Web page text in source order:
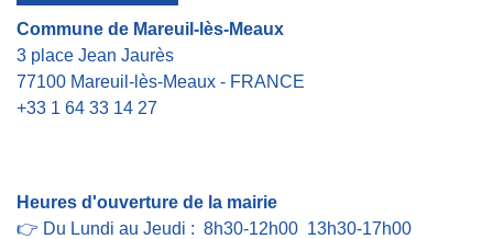
Commune de Mareuil-lès-Meaux
3 place Jean Jaurès
77100 Mareuil-lès-Meaux - FRANCE
+33 1 64 33 14 27
Heures d'ouverture de la mairie
👉 Du Lundi au Jeudi : 8h30-12h00 13h30-17h00